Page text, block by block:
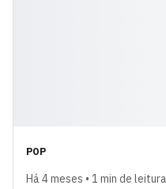
POP
Há 4 meses • 1 min de leitura